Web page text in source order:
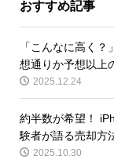
おすすめ記事
「こんなに高く
想通りか予想以上
2025.12.24
約半数が希望！
験者が語る売却方
2025.10.30